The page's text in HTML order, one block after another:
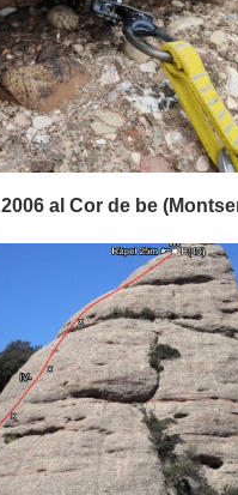
2006 al Cor de be